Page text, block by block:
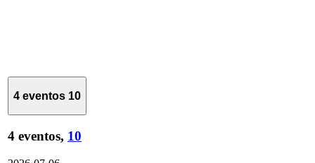
4 eventos 10
4 eventos, 10